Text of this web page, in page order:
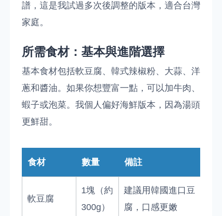
譜，這是我試過多次後調整的版本，適合台灣
家庭。
所需食材：基本與進階選擇
基本食材包括軟豆腐、韓式辣椒粉、大蒜、洋
蔥和醬油。如果你想豐富一點，可以加牛肉、
蝦子或泡菜。我個人偏好海鮮版本，因為湯頭
更鮮甜。
食材 數量 備註
軟豆腐
1塊（約
300g）
建議用韓國進口豆
腐，口感更嫩